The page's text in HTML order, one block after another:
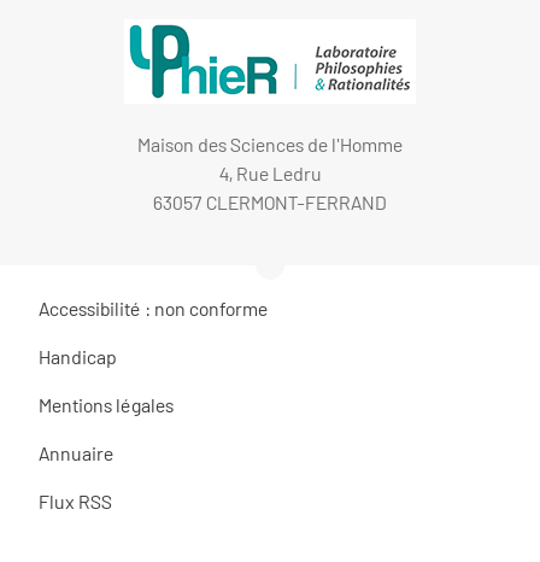
Maison des Sciences de l'Homme
4, Rue Ledru
63057 CLERMONT-FERRAND
Accessibilité : non conforme
Handicap
Mentions légales
Annuaire
Flux RSS